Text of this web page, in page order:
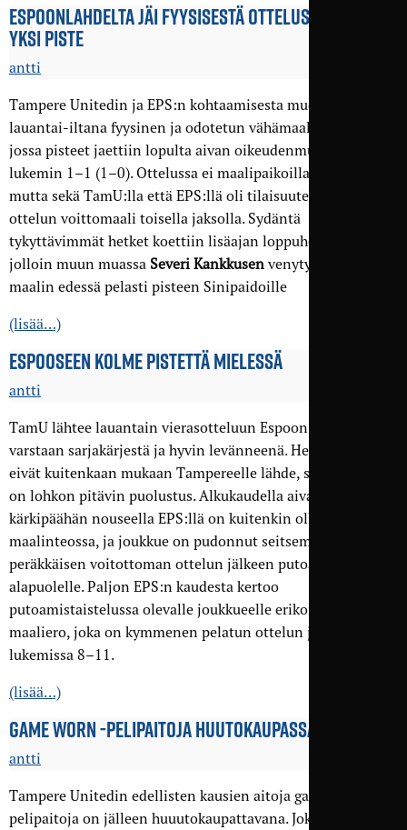
ESPOONLAHDELTA JÄI FYYSISESTÄ OTTELUSTA KÄTEEN
YKSI PISTE
antti
Tampere Unitedin ja EPS:n kohtaamisesta muodostui
lauantai-iltana fyysinen ja odotetun vähämaalinen ottelu,
jossa pisteet jaettiin lopulta aivan oikeudenmukaisesti
lukemin 1–1 (1–0). Ottelussa ei maalipaikoilla mässäilty,
mutta sekä TamU:lla että EPS:llä oli tilaisuutensa iskeä
ottelun voittomaali toisella jaksolla. Sydäntä
tykyttävimmät hetket koettiin lisäajan loppuhetkillä,
jolloin muun muassa Severi Kankkusen venytys tyhjän
maalin edessä pelasti pisteen Sinipaidoille
(lisää…)
ESPOOSEEN KOLME PISTETTÄ MIELESSÄ
antti
TamU lähtee lauantain vierasotteluun Espoon Palloseuraa
varstaan sarjakärjestä ja hyvin levänneenä. Helpolla pisteet
eivät kuitenkaan mukaan Tampereelle lähde, sillä vastassa
on lohkon pitävin puolustus. Alkukaudella aivan sarjan
kärkipäähän nouseella EPS:llä on kuitenkin ollut vaikeuksia
maalinteossa, ja joukkue on pudonnut seitsemän
peräkkäisen voitottoman ottelun jälkeen putoamisviivan
alapuolelle. Paljon EPS:n kaudesta kertoo
putoamistaistelussa olevalle joukkueelle erikoinen
maaliero, joka on kymmenen pelatun ottelun jälkeen
lukemissa 8–11.
(lisää…)
GAME WORN -PELIPAITOJA HUUTO­KAUPASSA
antti
Tampere Unitedin edellisten kausien aitoja game worn -
pelipaitoja on jälleen huuutokaupattavana. Jokaisen paidan